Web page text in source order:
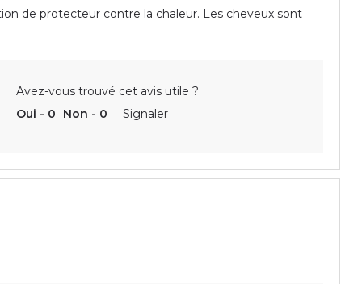
de protecteur contre la chaleur. Les cheveux sont
Avez-vous trouvé cet avis utile ?
Oui - 0 Non - 0 Signaler